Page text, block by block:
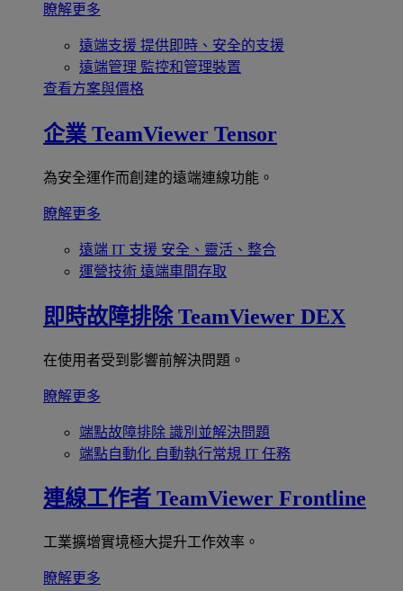
瞭解更多
遠端支援 提供即時、安全的支援
遠端管理 監控和管理裝置
查看方案與價格
企業 TeamViewer Tensor
為安全運作而創建的遠端連線功能。
瞭解更多
遠端 IT 支援 安全、靈活、整合
運營技術 遠端車間存取
即時故障排除 TeamViewer DEX
在使用者受到影響前解決問題。
瞭解更多
端點故障排除 識別並解決問題
端點自動化 自動執行常規 IT 任務
連線工作者 TeamViewer Frontline
工業擴增實境極大提升工作效率。
瞭解更多